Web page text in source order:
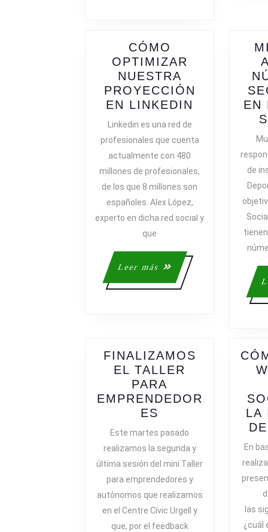
CÓMO
OPTIMIZAR
NUESTRA
PROYECCIÓN
EN LINKEDIN
OPTIMIZAR
NUESTRA
LINKEDIN
Linkedin es una red de
profesionales que cuenta
actualmente con 480
millones de profesionales,
de los que 8 millones son
españoles. Alex López,
experto en dicha red social y
que
Leer más
Leer
más
EN
de
FINALIZAMOS
EL TALLER
PARA
EMPRENDEDOR
ES FINALIZAMOS
TALLER
PARA
Este martes pasado
realizamos la segunda y
última sesión del mini Taller
para emprendedores y
autónomos que realizamos
en el Centre Cívic Urgell y
que, por el feedback
LA
En
las
¿cuál